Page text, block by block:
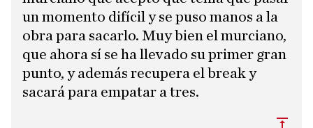
un momento difícil y se puso manos a la
obra para sacarlo. Muy bien el murciano,
que ahora sí se ha llevado su primer gran
punto, y además recupera el break y
sacará para empatar a tres.